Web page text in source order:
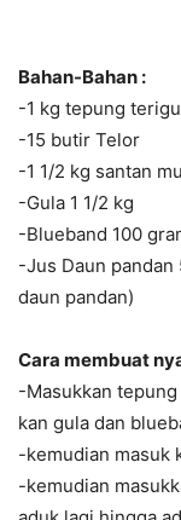
Bahan-Bahan :
-1 kg tepung terigu
-15 butir Telor
-1 1/2 kg santan
-Gula 1 1/2 kg
-Blueband 100
-Jus Daun
daun pandan)
Cara membuat
-Masukkan
kan gula dan
-kemudian masuk
-kemudian